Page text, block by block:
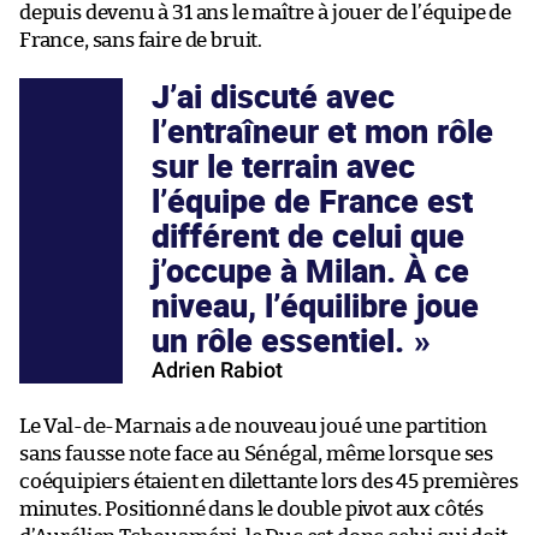
depuis devenu à 31 ans le maître à jouer de l’équipe de
France, sans faire de bruit.
J’ai discuté avec
l’entraîneur et mon rôle
sur le terrain avec
l’équipe de France est
différent de celui que
j’occupe à Milan. À ce
niveau, l’équilibre joue
un rôle essentiel.
Adrien Rabiot
Le Val-de-Marnais a de nouveau joué une partition
sans fausse note face au Sénégal, même lorsque ses
coéquipiers étaient en dilettante lors des 45 premières
minutes. Positionné dans le double pivot aux côtés